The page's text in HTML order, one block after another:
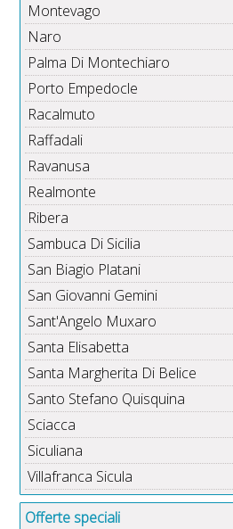
Montevago
Naro
Palma Di Montechiaro
Porto Empedocle
Racalmuto
Raffadali
Ravanusa
Realmonte
Ribera
Sambuca Di Sicilia
San Biagio Platani
San Giovanni Gemini
Sant'Angelo Muxaro
Santa Elisabetta
Santa Margherita Di Belice
Santo Stefano Quisquina
Sciacca
Siculiana
Villafranca Sicula
Offerte speciali